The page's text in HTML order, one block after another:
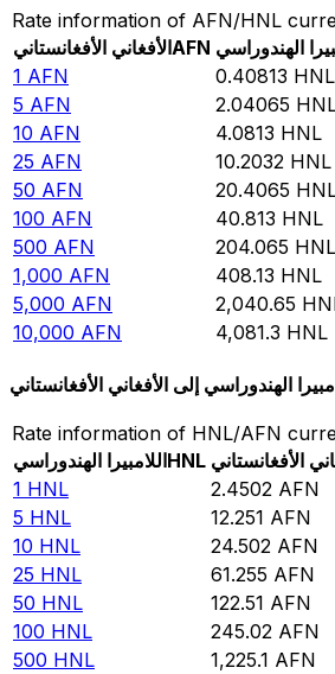
Rate information of AFN/HNL
الأفغاني الأفغانستانيAFN الهندوراسي
1 AFN 0.40813 HNL
5 AFN 2.04065
10 AFN 4.0813 HNL
25 AFN 10.2032 HNL
50 AFN 20.4065
100 AFN 40.813 HNL
500 AFN 204.065 HNL
1,000 AFN 408.13 HNL
5,000 AFN 2,040.65
10,000 AFN 4,081.3 HNL
الهندوراسي إلى الأفغاني الأفغانستاني
Rate information of HNL/AFN
اللامبيرا الهندوراسيHNL الأفغانستاني
1 HNL 2.4502 AFN
5 HNL 12.251 AFN
10 HNL 24.502 AFN
25 HNL 61.255 AFN
50 HNL 122.51 AFN
100 HNL 245.02 AFN
500 HNL 1,225.1 AFN